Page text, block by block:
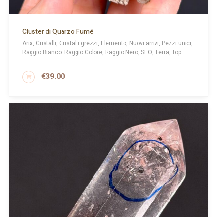
Cluster di Quarzo Fumé
Aria, Cristalli, Cristalli grezzi, Elemento, Nuovi arrivi, Pezzi unici,
Raggio Bianco, Raggio Colore, Raggio Nero, SEO, Terra, Top
€39.00
AGGIUNGI AL CARRELLO